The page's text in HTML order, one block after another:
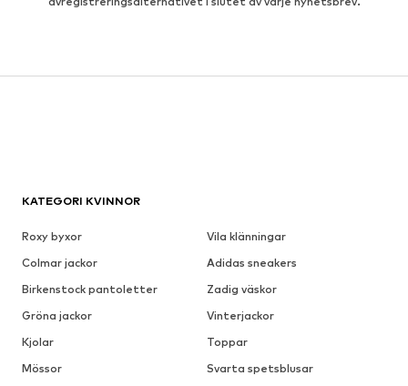
KATEGORI KVINNOR
Roxy byxor
Vila klänningar
Colmar jackor
Adidas sneakers
Birkenstock pantoletter
Zadig väskor
Gröna jackor
Vinterjackor
Kjolar
Toppar
Mössor
Svarta spetsblusar